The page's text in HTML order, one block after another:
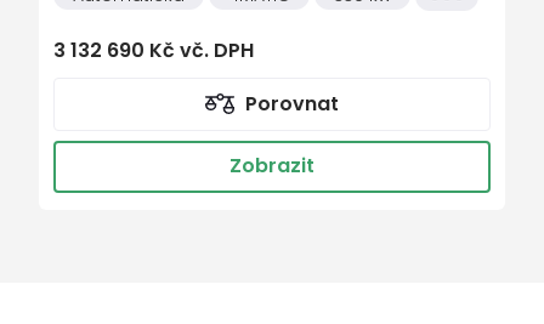
Částečná ochrana vozidla
Čidlo pro rozpoznání dětské sedačky na
sedadle spolujezdce vpředu
Determální tmavá skla od B sloupku
Dětský zádržný systém i-Size
3 132 690 Kč vč. DPH
Porovnat
Zobrazit